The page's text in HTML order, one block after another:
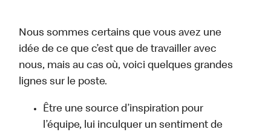
Nous sommes certains que vous avez une
idée de ce que c’est que de travailler avec
nous, mais au cas où, voici quelques grandes
lignes sur le poste.
Être une source d’inspiration pour
l’équipe, lui inculquer un sentiment de